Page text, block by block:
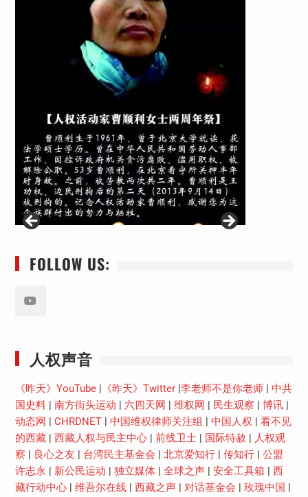
FOLLOW US:
人权声音
《昨天》YouTube| 《昨天》Twitter| 李老师不是你老师| 中共
国史料| 南方街头运动 六四天网 维权网 民生观察 博讯|
动态网
CHRDNET| 中国维权律师关注组 中国人权
看不见
的西藏| 西藏人权与民主中心| 前线卫士| 国际特赦
人权观
察
良心之友 台湾民主基金会 北京爱知行| 传知行| 公盟
许志永
新公民运动 独立媒体| 全球之声| 安全工具箱
西
藏行动中心| 维吾尔在线| 西藏之声| 对话基金会 玫瑰中国